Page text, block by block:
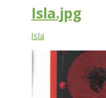
Isla.jpg
Isla